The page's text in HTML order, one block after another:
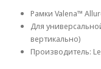
Рамки Valena™
Для
вертикально)
Производитель: